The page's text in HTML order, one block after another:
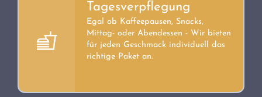
Tagesverpflegung
Egal ob Kaffeepausen, Snacks,
Mittag- oder Abendessen - Wir bieten
für jeden Geschmack individuell das
richtige Paket an.